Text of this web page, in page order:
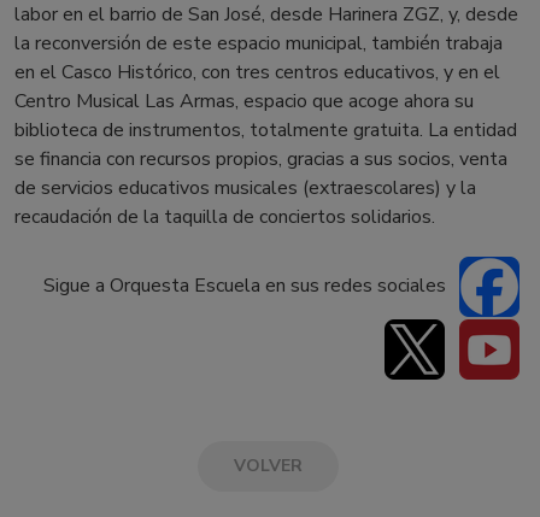
labor en el barrio de San José, desde Harinera ZGZ, y, desde
la reconversión de este espacio municipal, también trabaja
en el Casco Histórico, con tres centros educativos, y en el
Centro Musical Las Armas, espacio que acoge ahora su
biblioteca de instrumentos, totalmente gratuita. La entidad
se financia con recursos propios, gracias a sus socios, venta
de servicios educativos musicales (extraescolares) y la
recaudación de la taquilla de conciertos solidarios.
Sigue a Orquesta Escuela en sus redes sociales
VOLVER